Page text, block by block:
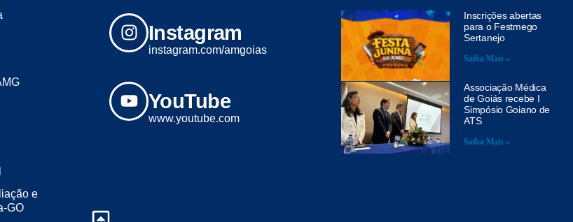
e
GO
Instagram
instagram.com/amgoias
YouTube
www.youtube.com
Inscrições abertas
para o Festmego
Sertanejo
Saiba Mais »
Associação Médica
de Goiás recebe I
Simpósio Goiano de
ATS
Saiba Mais »